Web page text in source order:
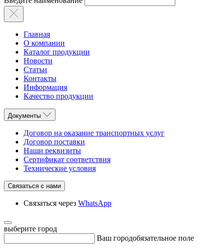
Главная
О компании
Каталог продукции
Новости
Статьи
Контакты
Информация
Качество продукции
Документы
Договор на оказание транспортных услуг
Договор поставки
Наши реквизиты
Сертификат соответствия
Технические условия
Связаться с нами
Связаться через WhatsApp
выберите город
Ваш городобязательное поле